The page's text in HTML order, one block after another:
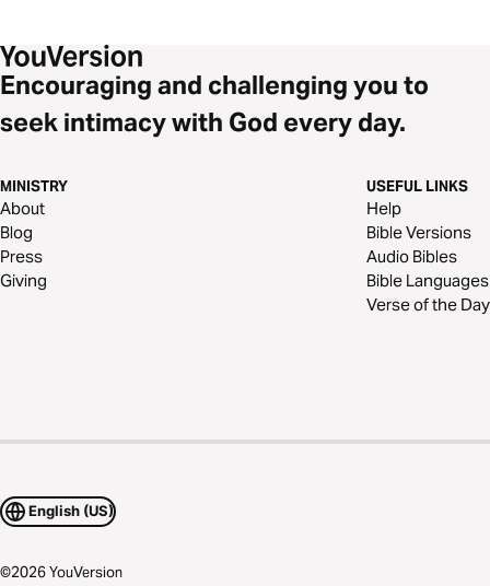
Encouraging and challenging you to
seek intimacy with God every day.
MINISTRY
About
Blog
Press
Giving
USEFUL LINKS
Help
Bible Versions
Audio Bibles
Bible Languages
Verse of the Day
English (US)
©2026YouVersion